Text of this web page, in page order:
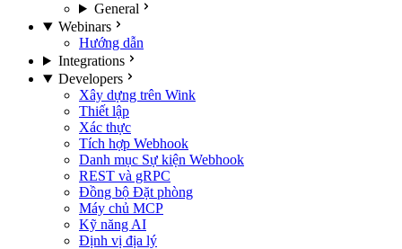
General
Webinars
Hướng dẫn
Integrations
Developers
Xây dựng trên Wink
Thiết lập
Xác thực
Tích hợp Webhook
Danh mục Sự kiện Webhook
REST và gRPC
Đồng bộ Đặt phòng
Máy chủ MCP
Kỹ năng AI
Định vị địa lý